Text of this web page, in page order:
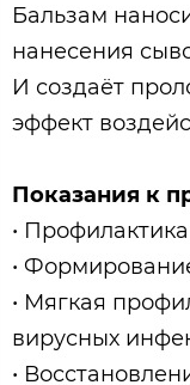
Бальзам
нанесения
И создаёт
эффект
Показания к
•
•
• Мягкая
вирусных
•